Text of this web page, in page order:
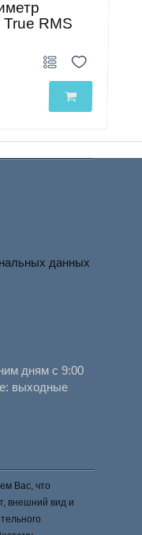
RMS
данных
дням с 9:00
выходные
Вас, что
внешний вид и